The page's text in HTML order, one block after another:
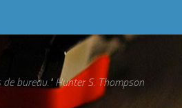
bureau." Hunter S. Thompson